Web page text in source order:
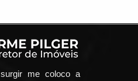
me coloco a